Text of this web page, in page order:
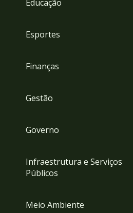
Educação
Esportes
Finanças
Gestão
Governo
Infraestrutura e Serviços
Públicos
Meio Ambiente